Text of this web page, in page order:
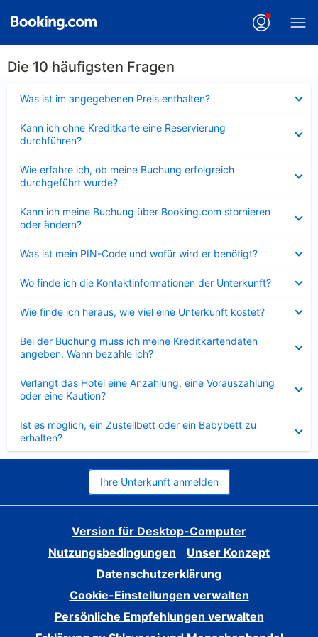
Die 10 häufigsten Fragen
Was ist im angegebenen Preis enthalten?
Kann ich ohne Kreditkarte eine Reservierung
durchführen?
Wie erfahre ich, ob meine Buchung erfolgreich
durchgeführt wurde?
Kann ich meine Buchung über Booking.com stornieren
oder ändern?
Was ist mein PIN-Code und wofür wird er benötigt?
Wo finde ich die Kontaktinformationen der Unterkunft?
Wie finde ich heraus, wie viel eine Unterkunft kostet?
Bei der Buchung muss ich meine Kreditkartendaten
angeben. Wann bezahle ich?
Verlangt das Hotel eine Anzahlung, eine Vorauszahlung
oder eine Kaution?
Ist es möglich, ein Zustellbett oder ein Babybett zu
erhalten?
Ihre Unterkunft anmelden
Version für Desktop-Computer
Nutzungsbedingungen
Unser Konzept
Datenschutzerklärung
Cookie-Einstellungen verwalten
Persönliche Empfehlungen verwalten